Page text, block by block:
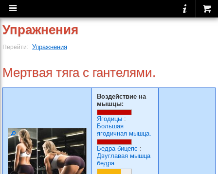
Упражнения
Перейти: Упражнения
Мертвая тяга с гантелями.
Воздействие на
мышцы:
Ягодицы :
Большая
ягодичная мышца.
Бедра бицепс :
Двуглавая мышца
бедра